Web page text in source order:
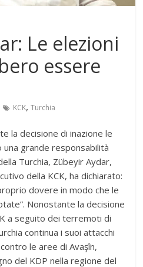
Le elezioni
essere
KCK,Turchia
la decisione di inazione le
grande responsabilità
Turchia, Zübeyir Aydar,
della KCK, ha dichiarato:
dovere in modo che le
Nonostante la decisione
a seguito dei terremoti di
continua i suoi attacchi
le aree di Avaşîn,
del KDP nella regione del